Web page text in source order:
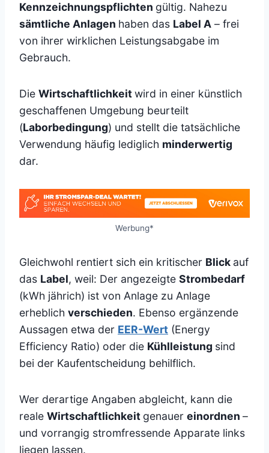
Kennzeichnungspflichten gültig. Nahezu
sämtliche Anlagen haben das Label A – frei
von ihrer wirklichen Leistungsabgabe im
Gebrauch.
Die Wirtschaftlichkeitwird in einer künstlich
geschaffenen Umgebung beurteilt
(Laborbedingung) und stellt die tatsächliche
Verwendung häufig lediglich minderwertig
dar.
Werbung*
Gleichwohl rentiert sich ein kritischer Blick auf
das Label, weil: Der angezeigte Strombedarf
(kWh jährich) ist von Anlage zu Anlage
erheblich verschieden. Ebenso ergänzende
Aussagen etwa der EER-Wert (Energy
Efficiency Ratio) oder die Kühlleistung sind
bei der Kaufentscheidung behilflich.
Wer derartige Angaben abgleicht, kann die
reale Wirtschaftlichkeit genauer einordnen –
und vorrangig stromfressende Apparate links
liegen lassen.